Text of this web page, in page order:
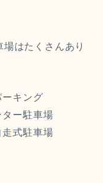
はたくさんあり
キング
ー駐車場
式駐車場